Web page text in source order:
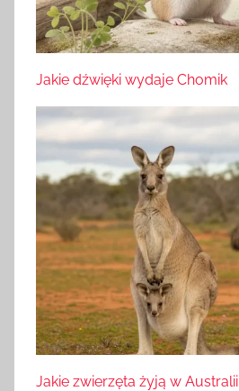
Jakie dźwięki wydaje Chomik
Jakie zwierzęta żyją w Australii